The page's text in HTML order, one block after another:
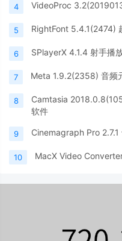
4 VideoProc
5 RightFont 5.4.1(2474)
6 SPlayerX 4.1.4 射手播
7 Meta 1.9.2(2358) 音频
8
Camtasia
软件
9 Cinemagraph Pro
10 MacX Video